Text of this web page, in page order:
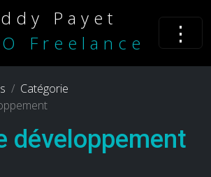
Payet
Freelance
⋮
Catégorie
développement